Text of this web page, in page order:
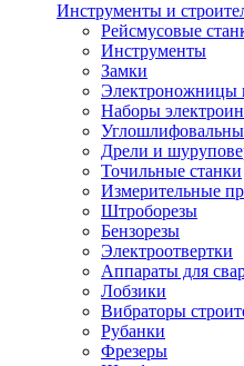
Инструменты и
Рейсмусовые
Инструменты
Замки
Электроножницы
Наборы
Дрели и
Точильные станки
Измерительные
Штроборезы
Бензорезы
Электроотвертки
Аппараты для
Лобзики
Вибраторы
Рубанки
Фрезеры